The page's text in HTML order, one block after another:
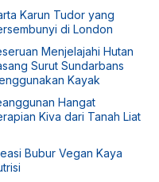
Karun Tudor yang
di London
Menjelajahi Hutan
Surut Sundarbans
Kayak
Hangat
Kiva dari Tanah Liat
Bubur Vegan Kaya